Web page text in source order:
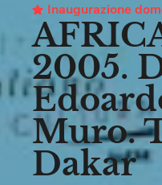
Inaugurazione
2005.
Muro.
Dakar